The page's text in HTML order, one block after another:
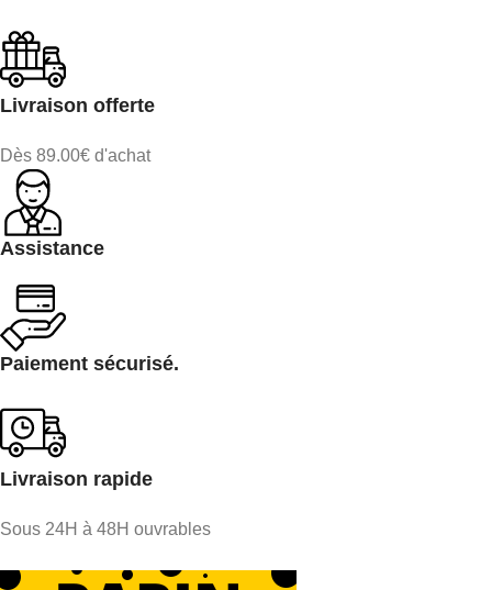
Livraison offerte
Dès 89.00€ d'achat
Assistance
Paiement sécurisé.
Livraison rapide
Sous 24H à 48H ouvrables